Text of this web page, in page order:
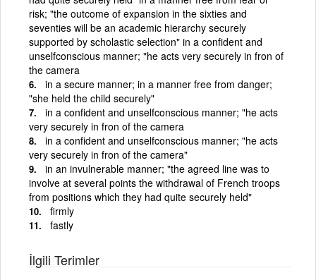
risk; "the outcome of expansion in the sixties and
seventies will be an academic hierarchy securely
supported by scholastic selection" in a confident and
unselfconscious manner; "he acts very securely in fron of
the camera
in a secure manner; in a manner free from danger;
"she held the child securely"
in a confident and unselfconscious manner; "he acts
very securely in fron of the camera
in a confident and unselfconscious manner; "he acts
very securely in fron of the camera"
in an invulnerable manner; "the agreed line was to
involve at several points the withdrawal of French troops
from positions which they had quite securely held"
firmly
fastly
İlgili Terimler